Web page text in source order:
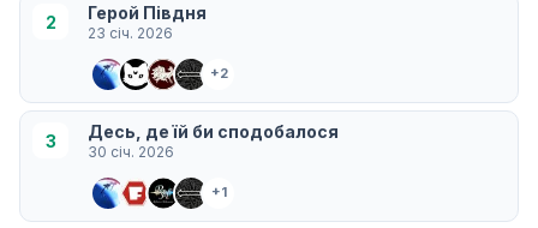
2 Герой Півдня
23 січ. 2026
+2
3 Десь, де їй би сподобалося
30 січ. 2026
+1